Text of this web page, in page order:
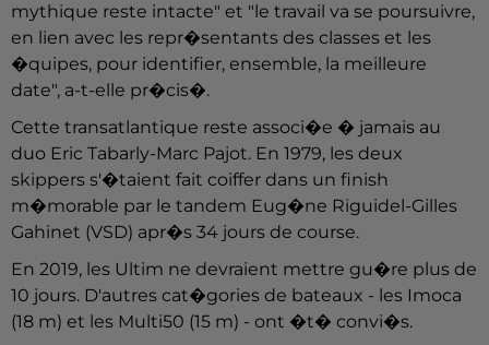
mythique reste intacte" et "le travail va se poursuivre,
en lien avec les repr�sentants des classes et les
�quipes, pour identifier, ensemble, la meilleure
date", a-t-elle pr�cis�.
Cette transatlantique reste associ�e � jamais au
duo Eric Tabarly-Marc Pajot. En 1979, les deux
skippers s'�taient fait coiffer dans un finish
m�morable par le tandem Eug�ne Riguidel-Gilles
Gahinet (VSD) apr�s 34 jours de course.
En 2019, les Ultim ne devraient mettre gu�re plus de
10 jours. D'autres cat�gories de bateaux - les Imoca
(18 m) et les Multi50 (15 m) - ont �t� convi�s.